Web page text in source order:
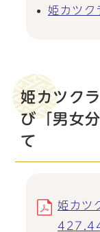
姫カツク
姫カツク
び「男女
て
姫カツ